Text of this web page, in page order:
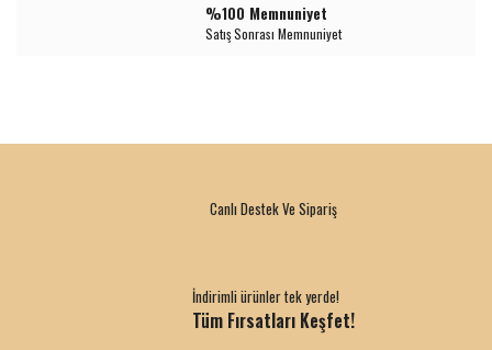
%100 Memnuniyet
Satış Sonrası Memnuniyet
Canlı Destek Ve Sipariş
İndirimli ürünler tek yerde!
Tüm Fırsatları Keşfet!